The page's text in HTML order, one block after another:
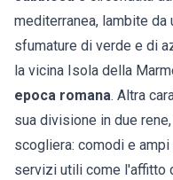
mediterranea, lambite
sfumature di verde e di
la vicina Isola della
epoca romana. Altra
sua divisione in due
scogliera: comodi e
servizi utili come l'affitto